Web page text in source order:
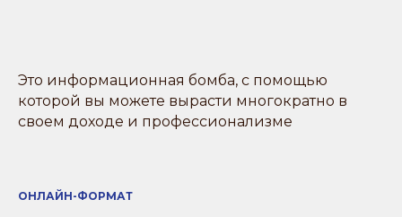
Это информационная бомба, с помощью
которой вы можете вырасти многократно в
своем доходе и профессионализме
ОНЛАЙН-ФОРМАТ